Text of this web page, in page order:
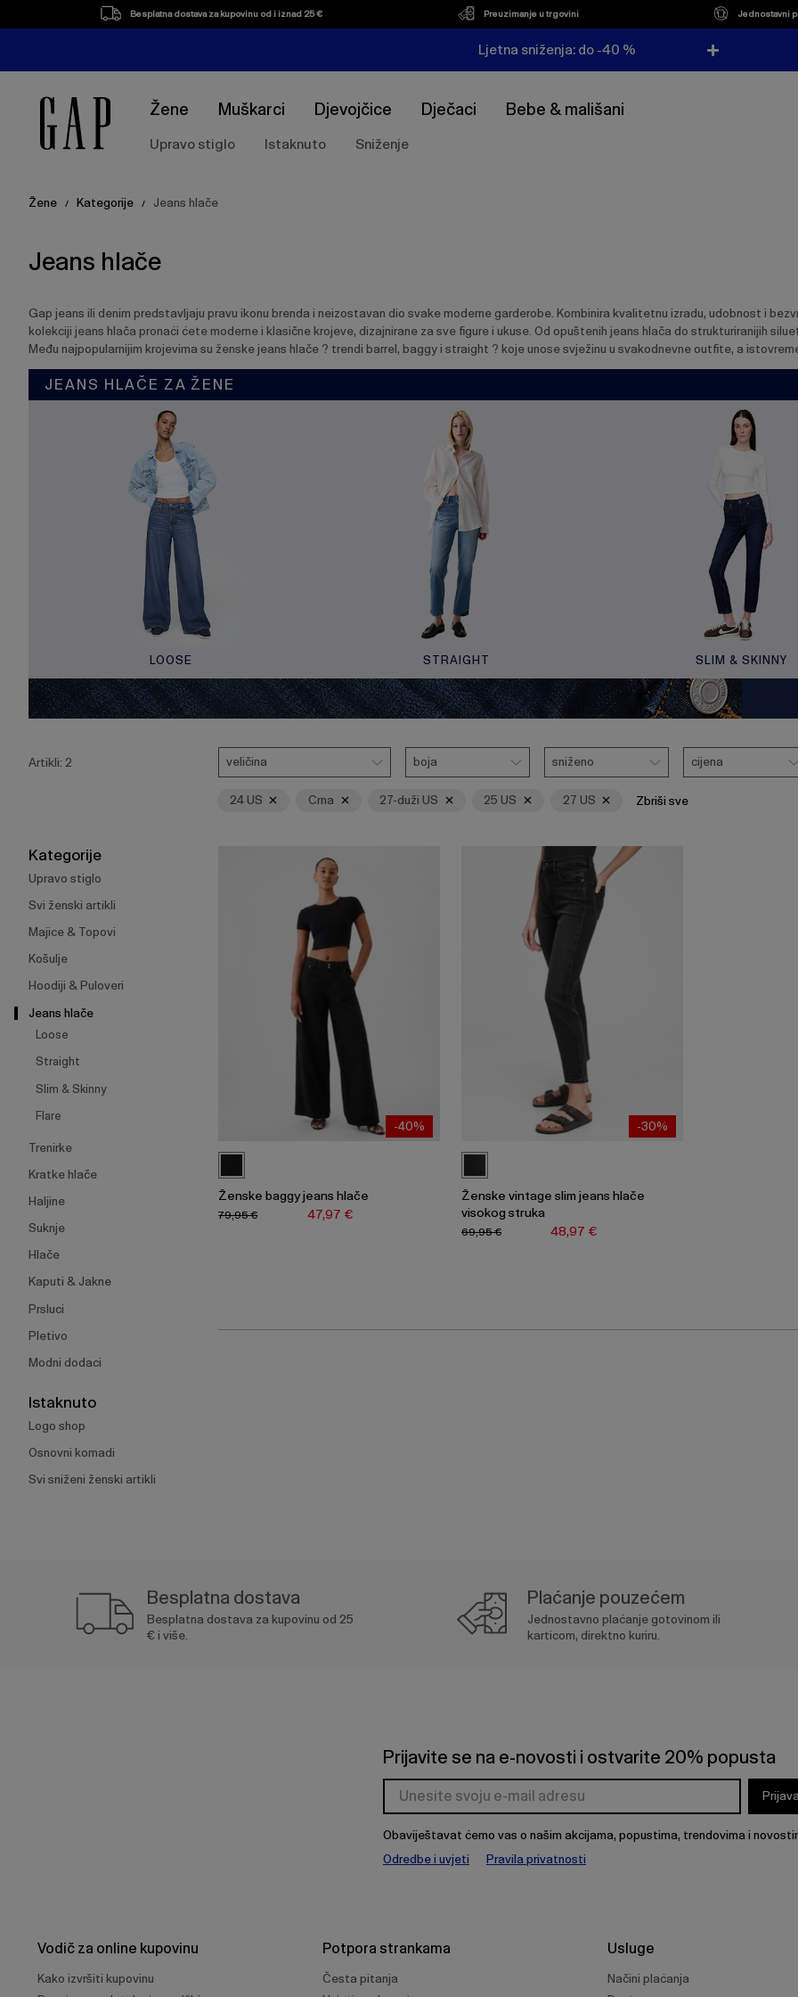
Besplatna dostava za kupovinu od i iznad 25 € Preuzimanje u trgovini Jednostavni
Ljetna sniženja: do -40 %
Žene Muškarci Djevojčice Dječaci Bebe & mališani
Upravo stiglo Istaknuto Sniženje
Žene / Kategorije / Jeans hlače
Jeans hlače
Gap jeans ili denim predstavljaju pravu ikonu brenda i neizostavan dio svake moderne garderobe. Kombinira kvalitetnu izradu, udobnost i
kolekciji jeans hlača pronaći ćete moderne i klasične krojeve, dizajnirane za sve figure i ukuse. Od opuštenih jeans hlača do strukturiranijih
Među najpopularnijim krojevima su ženske jeans hlače ? trendi barrel, baggy i straight ? koje unose svježinu u svakodnevne outfite, a
JEANS HLAČE ZA ŽENE
LOOSE STRAIGHT SLIM & SKINNY
tipku
izbornika.
Artikli: 2
Veličina
veličina
Boja
boja
Sniženo
sniženo
Cijena
cijena
24 US Crna 27-duži US 25 US 27 US Zbriši sve
Kategorije
Upravo stiglo
Svi ženski artikli
Majice & Topovi
Košulje
Hoodiji & Puloveri
Jeans hlače
Loose
Straight
Slim & Skinny
Flare
Trenirke
Kratke hlače
Haljine
Suknje
Hlače
Kaputi & Jakne
Prsluci
Pletivo
Modni dodaci
Istaknuto
Logo shop
Osnovni komadi
Svi sniženi ženski artikli
Popis
proizvoda
-40%
Ženske baggy jeans hlače
47,97 €
79,95 €
-30%
Ženske vintage slim jeans hlače
visokog struka
48,97 €
69,95 €
Besplatna dostava
Besplatna dostava za kupovinu od 25
€ i više.
Plaćanje pouzećem
Jednostavno plaćanje gotovinom ili
karticom, direktno kuriru.
Prijavite se na e-novosti i ostvarite 20% popusta
Prijava
Obaviještavat ćemo vas o našim akcijama, popustima, trendovima i
Odredbe i uvjeti
Pravila privatnosti
Vodič za online kupovinu
Kako izvršiti kupovinu
Potpora strankama
Česta pitanja
Usluge
Načini plaćanja